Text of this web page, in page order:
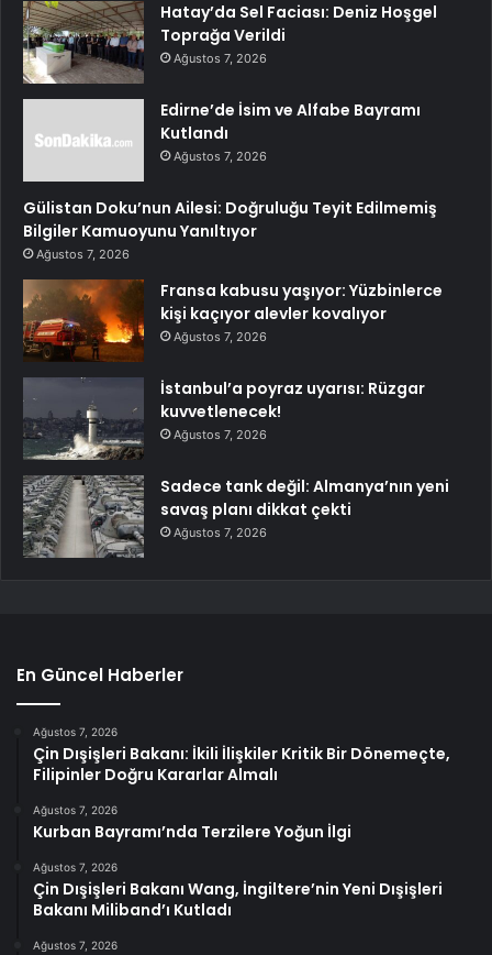
Hatay’da Sel Faciası: Deniz Hoşgel
Toprağa Verildi
Ağustos 7, 2026
Edirne’de İsim ve Alfabe Bayramı
Kutlandı
Ağustos 7, 2026
Gülistan Doku’nun Ailesi: Doğruluğu Teyit Edilmemiş
Bilgiler Kamuoyunu Yanıltıyor
Ağustos 7, 2026
Fransa kabusu yaşıyor: Yüzbinlerce
kişi kaçıyor alevler kovalıyor
Ağustos 7, 2026
İstanbul’a poyraz uyarısı: Rüzgar
kuvvetlenecek!
Ağustos 7, 2026
Sadece tank değil: Almanya’nın yeni
savaş planı dikkat çekti
Ağustos 7, 2026
En Güncel Haberler
Ağustos 7, 2026
Çin Dışişleri Bakanı: İkili İlişkiler Kritik Bir Dönemeçte,
Filipinler Doğru Kararlar Almalı
Ağustos 7, 2026
Kurban Bayramı’nda Terzilere Yoğun İlgi
Ağustos 7, 2026
Çin Dışişleri Bakanı Wang, İngiltere’nin Yeni Dışişleri
Bakanı Miliband’ı Kutladı
Ağustos 7, 2026